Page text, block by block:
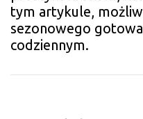
tym artykule,
sezonowego
codziennym.